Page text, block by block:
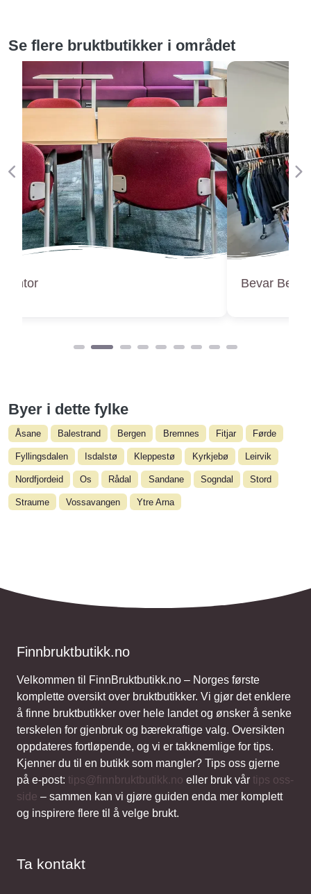
Se flere bruktbutikker i området
Bevar Bergen
Forige
Byer i dette fylke
Åsane Balestrand Bergen Bremnes Fitjar Førde
Fyllingsdalen Isdalstø Kleppestø Kyrkjebø Leirvik
Nordfjordeid Os Rådal Sandane Sogndal Stord
Straume Vossavangen Ytre Arna
Finnbruktbutikk.no
Velkommen til FinnBruktbutikk.no – Norges første
komplette oversikt over bruktbutikker. Vi gjør det enklere
å finne bruktbutikker over hele landet og ønsker å senke
terskelen for gjenbruk og bærekraftige valg. Oversikten
oppdateres fortløpende, og vi er takknemlige for tips.
Kjenner du til en butikk som mangler? Tips oss gjerne
på e-post: tips@finnbruktbutikk.no eller bruk vår tips oss-
side – sammen kan vi gjøre guiden enda mer komplett
og inspirere flere til å velge brukt.
Ta kontakt